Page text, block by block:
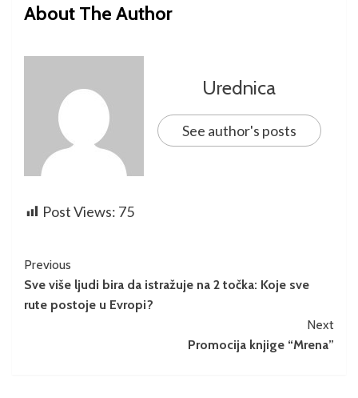
About The Author
Urednica
See author's posts
Post Views: 75
Previous
Sve više ljudi bira da istražuje na 2 točka: Koje sve
rute postoje u Evropi?
Next
Promocija knjige “Mrena”